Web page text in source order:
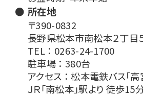
所在地
〒390-0832
長野県松本市南松本２丁目
TEL ： 0263-24-1700
駐車場 ： 380台
アクセス ： 松本電鉄バス「
ＪＲ「南松本」駅より 徒歩15